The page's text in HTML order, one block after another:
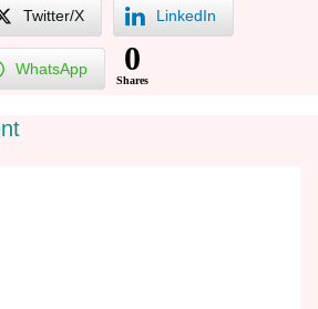
Twitter/X LinkedIn
WhatsApp 0
Shares